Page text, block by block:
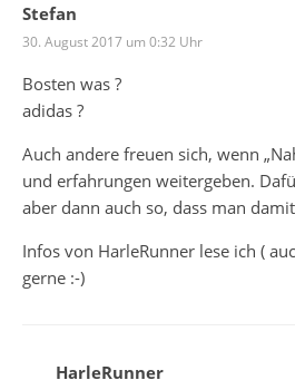
Stefan
30. August 2017 um 0:32 Uhr
Bosten was ?
adidas ?
Auch andere freuen sich, wenn
und erfahrungen weitergeben.
aber dann auch so, dass man
Infos von HarleRunner lese ich (
gerne :-)
HarleRunner